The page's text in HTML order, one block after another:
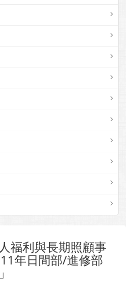
福利與長期照顧事
年日間部/進修部